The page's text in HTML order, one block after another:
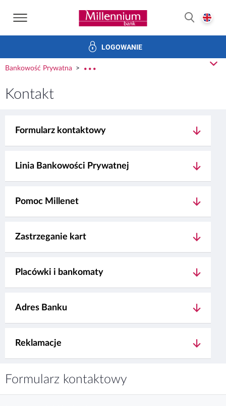
Strona główna Bank Millennium
LOGOWANIE
Karty Kredyty Usługi Bankowość
Bankowość Prywatna
Kontakt
Formularz kontaktowy
Linia Bankowości Prywatnej
Pomoc Millenet
Zastrzeganie kart
Placówki i bankomaty
Adres Banku
Reklamacje
Formularz kontaktowy